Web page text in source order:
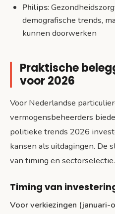
Philips:
demografische trends,
kunnen doorwerken
Praktische
voor 2026
Voor Nederlandse
vermogensbeheerders
politieke trends 2026
kansen als uitdagingen. De
van timing en sectorselectie.
Timing van
Voor verkiezingen (januari-